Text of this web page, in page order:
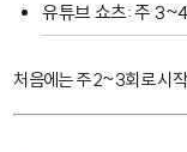
유튜브 쇼츠: 주
처음에는 주 2~3회로 시